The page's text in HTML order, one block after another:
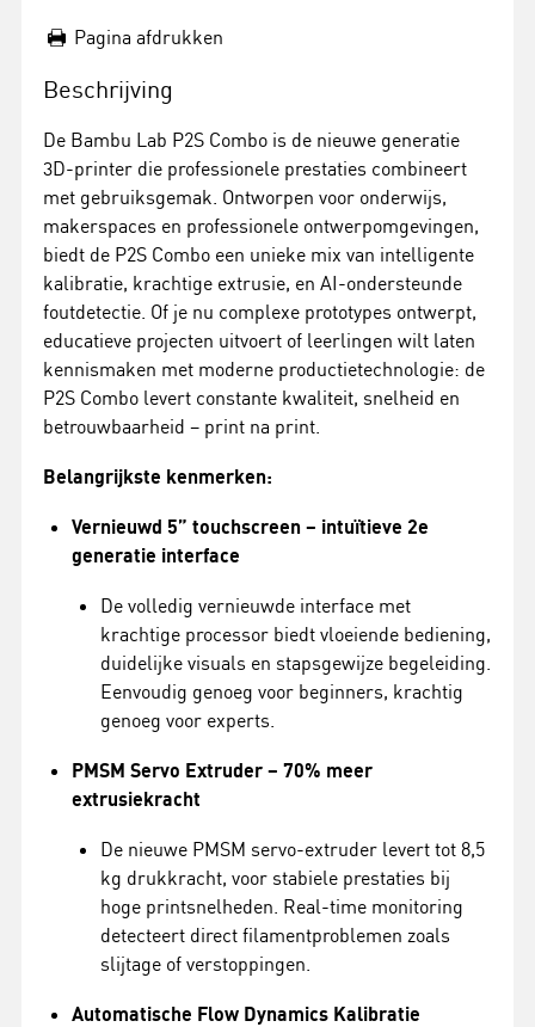
Pagina afdrukken
Beschrijving
De Bambu Lab P2S Combo is de nieuwe generatie
3D-printer die professionele prestaties combineert
met gebruiksgemak. Ontworpen voor onderwijs,
makerspaces en professionele ontwerpomgevingen,
biedt de P2S Combo een unieke mix van intelligente
kalibratie, krachtige extrusie, en AI-ondersteunde
foutdetectie. Of je nu complexe prototypes ontwerpt,
educatieve projecten uitvoert of leerlingen wilt laten
kennismaken met moderne productietechnologie: de
P2S Combo levert constante kwaliteit, snelheid en
betrouwbaarheid – print na print.
Belangrijkste kenmerken:
Vernieuwd 5” touchscreen – intuïtieve 2e
generatie interface
De volledig vernieuwde interface met
krachtige processor biedt vloeiende bediening,
duidelijke visuals en stapsgewijze begeleiding.
Eenvoudig genoeg voor beginners, krachtig
genoeg voor experts.
PMSM Servo Extruder – 70% meer
extrusiekracht
De nieuwe PMSM servo-extruder levert tot 8,5
kg drukkracht, voor stabiele prestaties bij
hoge printsnelheden. Real-time monitoring
detecteert direct filamentproblemen zoals
slijtage of verstoppingen.
Automatische Flow Dynamics Kalibratie